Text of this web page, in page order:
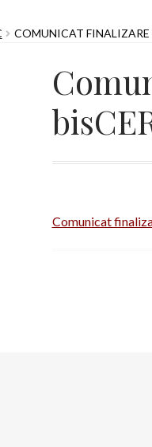
COMUNICAT FINALIZARE
Comunicat